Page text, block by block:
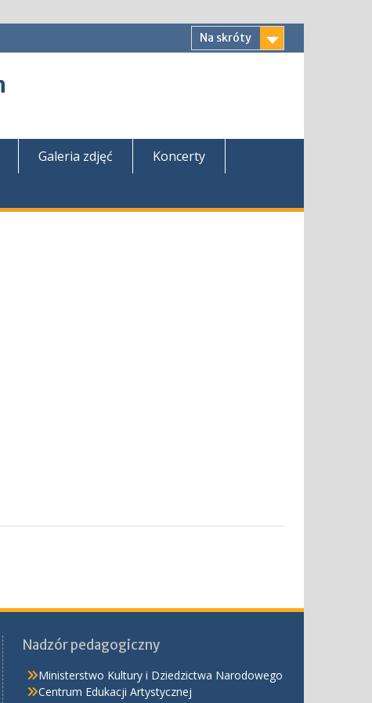
Na skróty
Galeria zdjęć
Koncerty
Nadzór pedagogiczny
Ministerstwo Kultury i Dziedzictwa Narodowego
Centrum Edukacji Artystycznej